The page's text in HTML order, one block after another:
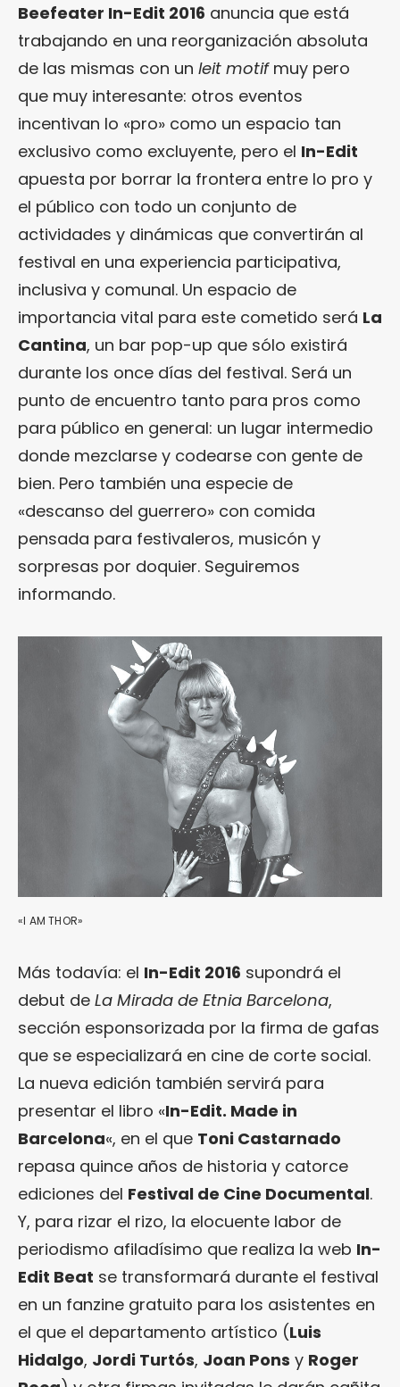
Beefeater In-Edit 2016 anuncia que está
trabajando en una reorganización absoluta
de las mismas con un leit motifmuy pero
que muy interesante: otros eventos
incentivan lo «pro» como un espacio tan
exclusivo como excluyente, pero el In-Edit
apuesta por borrar la frontera entre lo pro y
el público con todo un conjunto de
actividades y dinámicas que convertirán al
festival en una experiencia participativa,
inclusiva y comunal. Un espacio de
importancia vital para este cometido será La
Cantina, un bar pop-up que sólo existirá
durante los once días del festival. Será un
punto de encuentro tanto para pros como
para público en general: un lugar intermedio
donde mezclarse y codearse con gente de
bien. Pero también una especie de
«descanso del guerrero» con comida
pensada para festivaleros, musicón y
sorpresas por doquier. Seguiremos
informando.
«I AM THOR»
Más todavía: el In-Edit 2016 supondrá el
debut de La Mirada de Etnia Barcelona,
sección esponsorizada por la firma de gafas
que se especializará en cine de corte social.
La nueva edición también servirá para
presentar el libro «In-Edit. Made in
Barcelona«, en el que Toni Castarnado
repasa quince años de historia y catorce
ediciones del Festival de Cine Documental.
Y, para rizar el rizo, la elocuente labor de
periodismo afiladísimo que realiza la web In-
Edit Beat se transformará durante el festival
en un fanzine gratuito para los asistentes en
el que el departamento artístico (Luis
Hidalgo, Jordi Turtós, Joan Pons y Roger